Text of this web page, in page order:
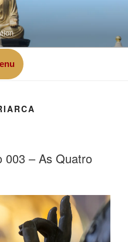
003 – As Quatro